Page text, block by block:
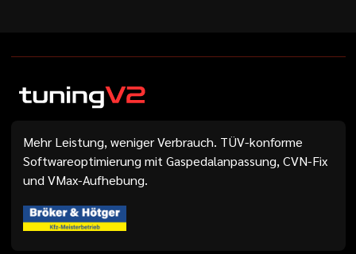
Mehr Leistung, weniger Verbrauch. TÜV-konforme
Softwareoptimierung mit Gaspedalanpassung, CVN-Fix
und VMax-Aufhebung.